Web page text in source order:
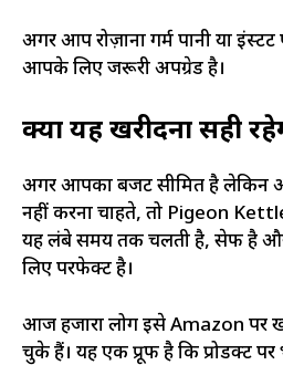
अगर आप रोज़ाना गर्म पानी या
आपके लिए जरूरी अपग्रेड है।
क्या यह खरीदना सही
अगर आपका बजट सीमित है लेकिन
नहीं करना चाहते, तो Pigeon
यह लंबे समय तक चलती है, सेफ है और
लिए परफेक्ट है।
आज हजारों लोग इसे Amazon पर
चुके हैं। यह एक प्रूफ है कि प्रोडक्ट पर